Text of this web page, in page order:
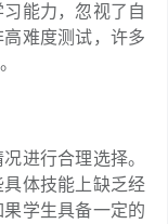
能力，忽视了自
难度测试，许多
进行合理选择。
体技能上缺乏经
学生具备一定的